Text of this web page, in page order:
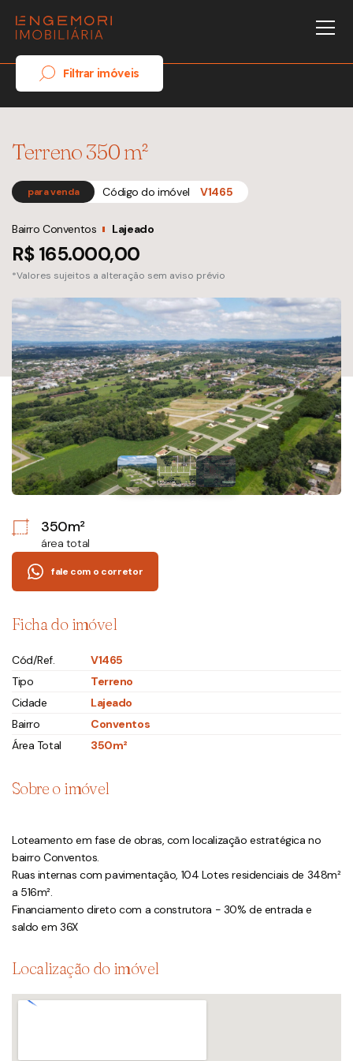
Filtrar imóveis
Terreno 350 m²
para venda Código do imóvel V1465
Bairro Conventos Lajeado
R$ 165.000,00
*Valores sujeitos a alteração sem aviso prévio
350m²
área total
fale com o corretor
Ficha do imóvel
Cód/Ref.
V1465
Tipo
Terreno
Cidade
Lajeado
Bairro
Conventos
Área Total
350m²
Sobre o imóvel
Loteamento em fase de obras, com localização estratégica no
bairro Conventos.
Ruas internas com pavimentação, 104 Lotes residenciais de 348m²
a 516m².
Financiamento direto com a construtora - 30% de entrada e
saldo em 36X
Localização do imóvel